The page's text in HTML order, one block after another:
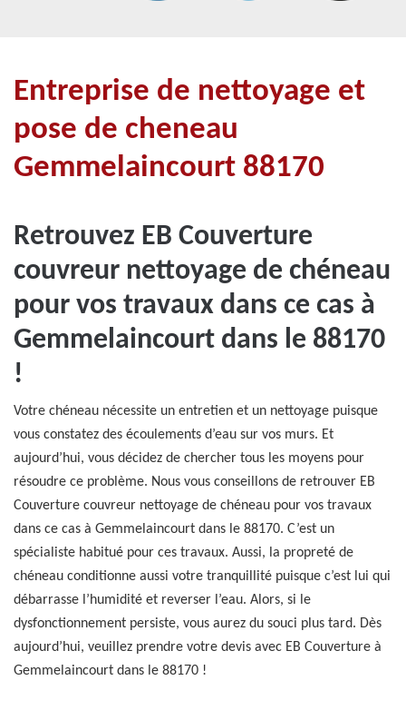
Entreprise de nettoyage et
pose de cheneau
Gemmelaincourt 88170
Retrouvez EB Couverture
couvreur nettoyage de chéneau
pour vos travaux dans ce cas à
Gemmelaincourt dans le 88170
!
Votre chéneau nécessite un entretien et un nettoyage puisque
vous constatez des écoulements d’eau sur vos murs. Et
aujourd’hui, vous décidez de chercher tous les moyens pour
résoudre ce problème. Nous vous conseillons de retrouver EB
Couverture couvreur nettoyage de chéneau pour vos travaux
dans ce cas à Gemmelaincourt dans le 88170. C’est un
spécialiste habitué pour ces travaux. Aussi, la propreté de
chéneau conditionne aussi votre tranquillité puisque c’est lui qui
débarrasse l’humidité et reverser l’eau. Alors, si le
dysfonctionnement persiste, vous aurez du souci plus tard. Dès
aujourd’hui, veuillez prendre votre devis avec EB Couverture à
Gemmelaincourt dans le 88170 !